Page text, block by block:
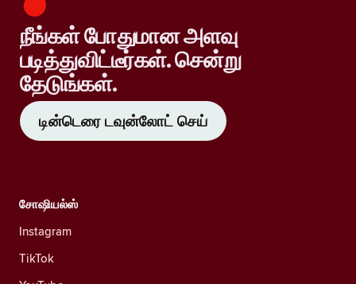
நீங்கள் போதுமான அளவு
படித்துவிட்டீர்கள். சென்று
தேடுங்கள்.
டின்டெரை டவுன்லோட் செய்
சோஷியல்ஸ்
Instagram
TikTok